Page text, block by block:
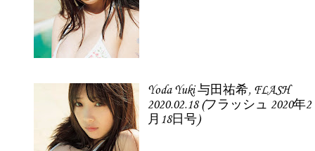
Yoda Yuki 与田祐希, FLASH
2020.02.18 (フラッシュ 2020年2
月18日号)